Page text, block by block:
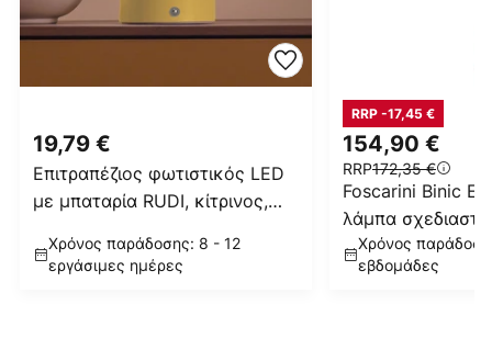
19,79 €
Επιτραπέζιος φωτιστικός LED
με μπαταρία RUDI, κίτρινος,
Χρόνος παράδοσης: 8 - 12
εργάσιμες ημέρες
154,90 €
RRP172,35 €
RRP -17,45 €
Foscarini Binic
λάμπα
Χρόνος
εβδομάδες